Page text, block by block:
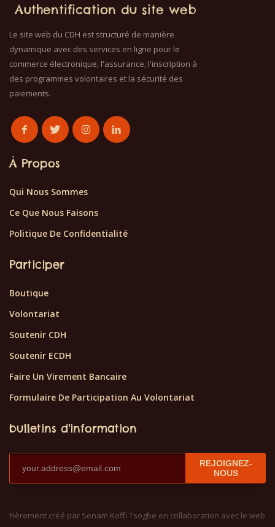
Authentification du site web
Le site web du CDH est structuré de manière
dynamique avec des services en ligne pour le
commerce électronique, l'assurance, l'inscription à
des programmes volontaires et la sécurité des
paiements.
À Propos
Qui Nous Sommes
Ce Que Nous Faisons
Politique De Confidentialité
Participer
Boutique
Volontariat
Soutenir CDH
Soutenir ECDH
Faire Un Virement Bancaire
Formulaire De Participation Au Volontariat
bulletins d'information
REJOIGNEZ-
NOUS
Fièrement créé par Senam Koffi Tsogbe en collaboration avec le web